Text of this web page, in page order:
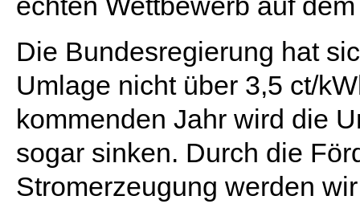
Die Bundesregierung hat
Umlage nicht über 3,5 ct/
kommenden Jahr wird die
sogar sinken. Durch die
Stromerzeugung werden